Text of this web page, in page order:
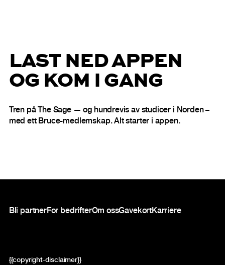
LAST NED APPEN
OG KOM I GANG
Tren på The Sage — og hundrevis av studioer i Norden –
med ett Bruce-medlemskap. Alt starter i appen.
Bli partnerFor bedrifterOm ossGavekortKarriere
{{copyright-disclaimer}}